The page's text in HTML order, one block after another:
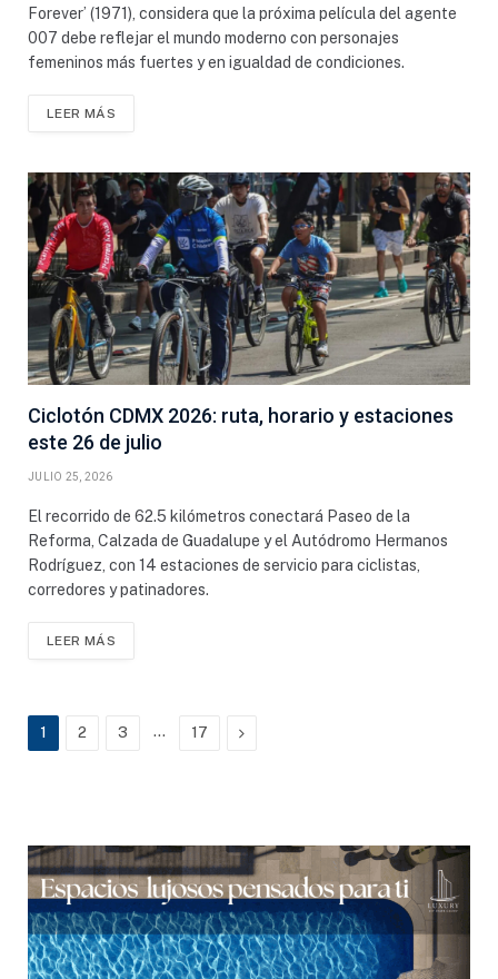
Forever’ (1971), considera que la próxima película del agente
007 debe reflejar el mundo moderno con personajes
femeninos más fuertes y en igualdad de condiciones.
LEER MÁS
Ciclotón CDMX 2026: ruta, horario y estaciones
este 26 de julio
JULIO 25, 2026
El recorrido de 62.5 kilómetros conectará Paseo de la
Reforma, Calzada de Guadalupe y el Autódromo Hermanos
Rodríguez, con 14 estaciones de servicio para ciclistas,
corredores y patinadores.
LEER MÁS
1 2 3 … 17 Próximo